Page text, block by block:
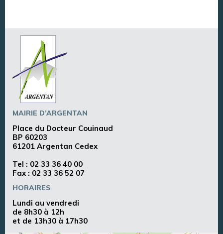
MAIRIE D’ARGENTAN
Place du Docteur Couinaud
BP 60203
61201 Argentan Cedex
Tel : 02 33 36 40 00
Fax : 02 33 36 52 07
HORAIRES
Lundi au vendredi
de 8h30 à 12h
et de 13h30 à 17h30